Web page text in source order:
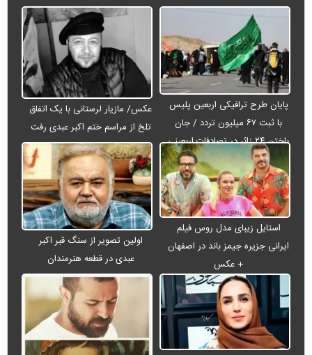
پایان طرح ترافیکی اربعین پلیس
با ثبت ۶۷ میلیون تردد / جان
باختن ۲۴ زائر در تصادفات اربعینی
عکس/ مازیار لرستانی با یک اتفاق
تلخ از مراسم ختم اکبر عبدی رفت
استایل زیبای مدل روس فیلم
ایرانی جزیره جیمز باند در اصفهان
+ عکس
اولین تصویر از سنگ قبر اکبر
عبدی در قطعه هنرمندان